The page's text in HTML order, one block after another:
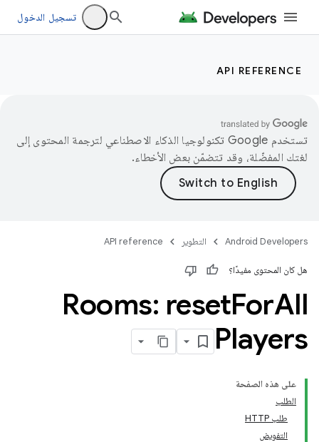
تسجيل الدخول
API REFERENCE
تستخدم Google تكنولوجيا الذكاء الاصطناعي لترجمة المحتوى إلى
لغتك المفضّلة، وقد تتضمّن بعض الأخطاء.
Android Developers التطوير API reference
هل كان المحتوى مفيدًا؟
Rooms: resetForAll
Players
على هذه الصفحة
الطلب
طلب HTTP
التفويض